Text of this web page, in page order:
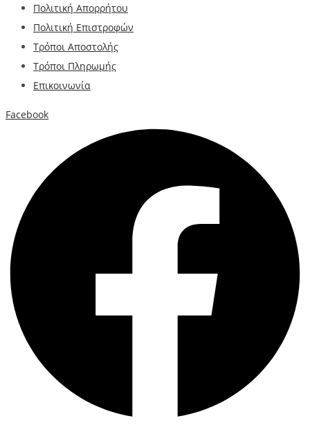
Πολιτική Απορρήτου
Πολιτική Επιστροφών
Τρόποι Αποστολής
Τρόποι Πληρωμής
Επικοινωνία
Facebook